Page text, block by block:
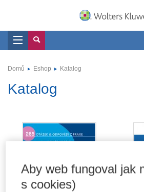
Domů Eshop Katalog
Katalog
Aby web fungoval jak
s cookies)